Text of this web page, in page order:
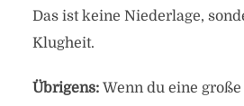
Das ist keine Niederlage,
Klugheit.
Übrigens:Wenn du eine große